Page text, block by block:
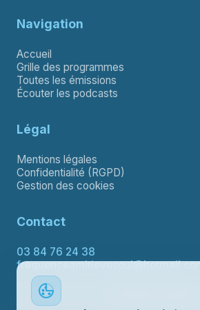
Navigation
Accueil
Grille des programmes
Toutes les émissions
Écouter les podcasts
Légal
Mentions légales
Confidentialité (RGPD)
Gestion des cookies
Contact
03 84 76 24 38